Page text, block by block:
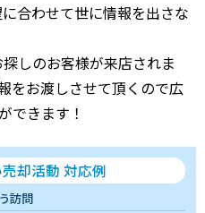
合わせて世に情報を出さな
しのお客様が来店されま
をお渡しさせて頂くので広
できます！
却活動 対応例
訪問